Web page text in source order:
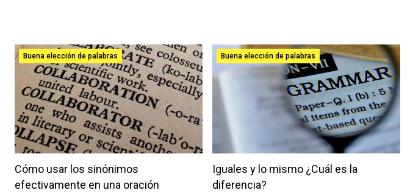
Buena elección de palabras
Cómo usar los sinónimos
efectivamente en una oración
Buena elección de palabras
Iguales y lo mismo ¿Cuál es la
diferencia?